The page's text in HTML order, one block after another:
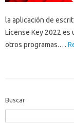
la aplicación de
License Key 2022 es
otros programas.…
Buscar